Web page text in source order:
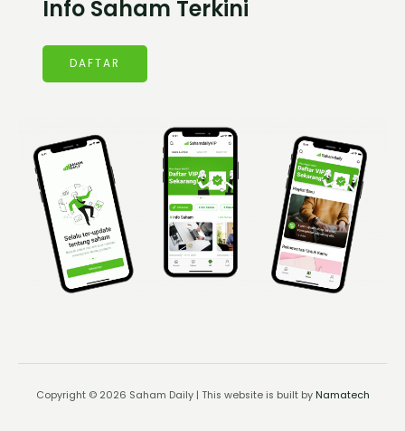
Info Saham Terkini
DAFTAR
Copyright © 2026 Saham Daily | This website is built by Namatech